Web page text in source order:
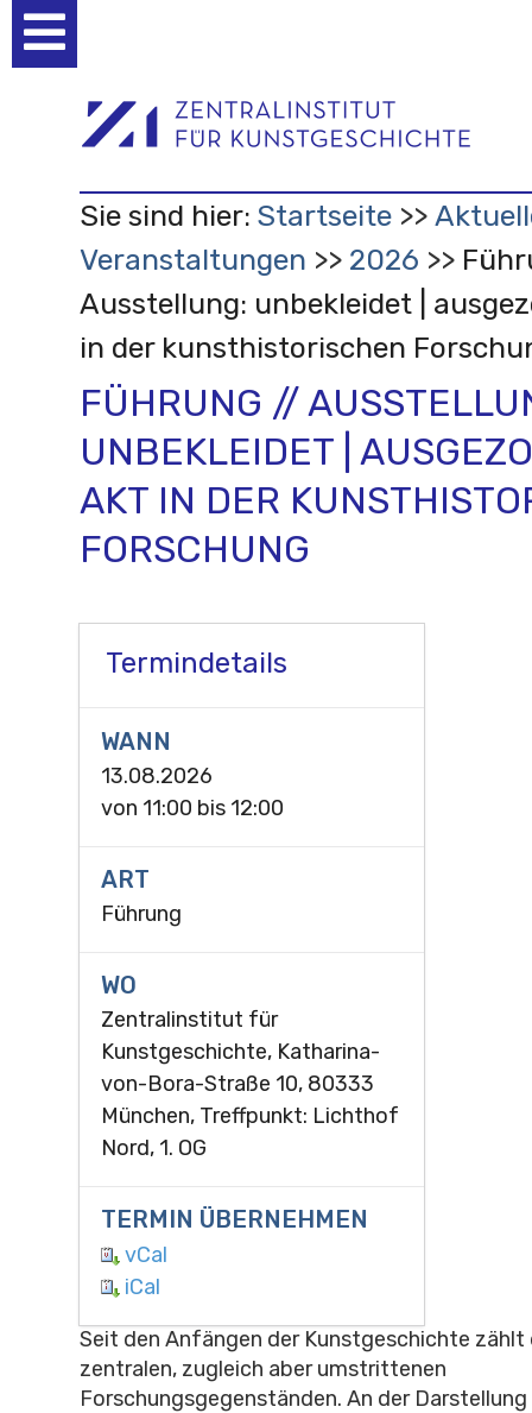
Werkzeuge
Sie sind hier: Startseite
Veranstaltungen
2026
Ausstellung: unbekleidet |
in der kunsthistorischen
FÜHRUNG //
UNBEKLEIDET |
AKT IN DER
FORSCHUNG
Termindetails
WANN
13.08.2026
von 11:00 bis 12:00
ART
Führung
WO
Zentralinstitut für
Kunstgeschichte, Katharina-
von-Bora-Straße 10, 80333
München, Treffpunkt: Lichthof
Nord, 1. OG
TERMIN ÜBERNEHMEN
vCal
iCal
Seit den Anfängen der Kunstgeschichte zählt
zentralen, zugleich aber umstrittenen
Forschungsgegenständen. An der Darstellung